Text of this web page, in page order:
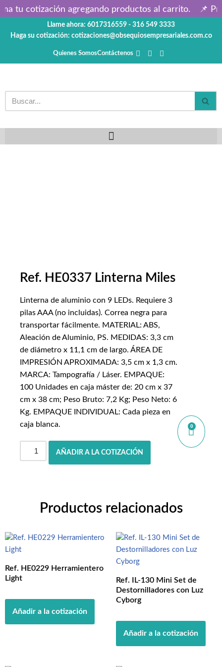
al
tu cotización agregando productos al carrito. 📌
Llame ahora: 6017316559 - 316 549 3333
Haga su cotización: cotizaciones@obsequiosempresariales.com.co
Quienes SomosContáctenos
0
Ref. HE0337 Linterna Miles
Linterna de aluminio con 9 LEDs. Requiere 3
pilas AAA (no incluidas). Correa negra para
transportar fácilmente. MATERIAL: ABS,
Aleación de Aluminio, PS. MEDIDAS: 3,3 cm
de diámetro x 11,1 cm de largo. ÁREA DE
IMPRESIÓN APROXIMADA: 3,5 cm x 1,3 cm.
MARCA: Tampografía / Láser. EMPAQUE:
100 Unidades en caja máster de: 20 cm x 37
cm x 38 cm; Peso Bruto: 7,2 Kg; Peso Neto: 6
Kg. EMPAQUE INDIVIDUAL: Cada pieza en
caja blanca.
AÑADIR A LA COTIZACIÓN
Productos relacionados
Ref. HE0229 Herramientero
Light
Añadir a la cotización
Ref. IL-130 Mini Set de
Destornilladores con Luz
Cyborg
Añadir a la cotización